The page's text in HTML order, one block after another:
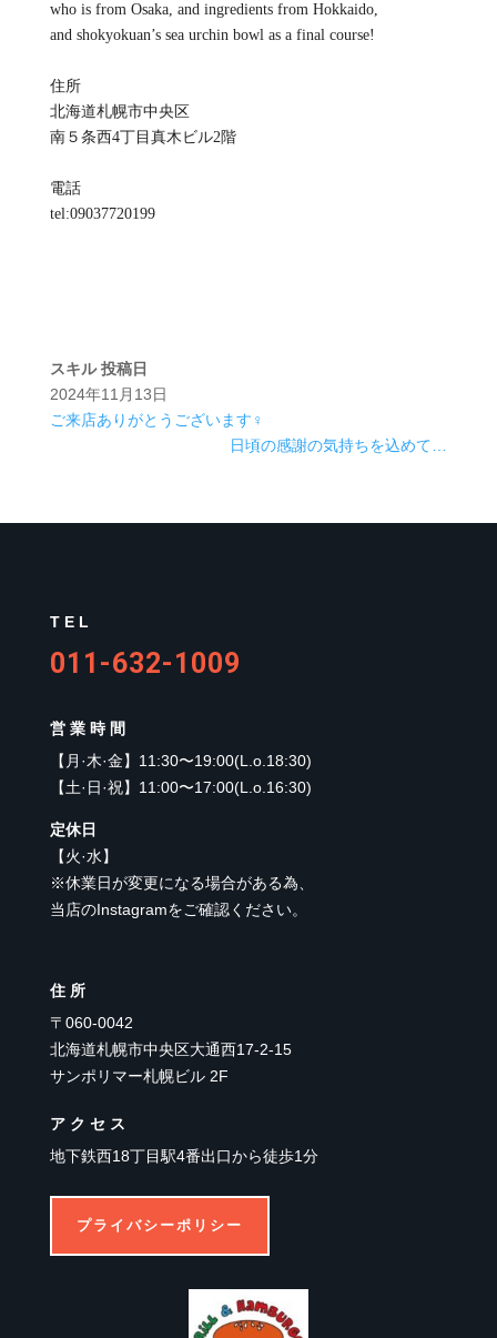
who is from Osaka, and ingredients from Hokkaido,
and shokyokuan’s sea urchin bowl as a final course!
住所
北海道札幌市中央区
南５条西4丁目真木ビル2階
電話
tel:09037720199
スキル 投稿日
2024年11月13日
ご来店ありがとうございます‍♀️
日頃の感謝の気持ちを込めて…
TEL
011-632-1009
営業時間
【 月·木·金】 11:30〜19:00(L.o.18:30)
【土·日·祝】 11:00〜17:00(L.o.16:30)
定休日
【火·水】
※休業日が変更になる場合がある為、
当店のInstagramをご確認ください。
住所
〒060-0042
北海道札幌市中央区大通西17-2-15
サンポリマー札幌ビル 2F
アクセス
地下鉄西18丁目駅4番出口から徒歩1分
プライバシーポリシー